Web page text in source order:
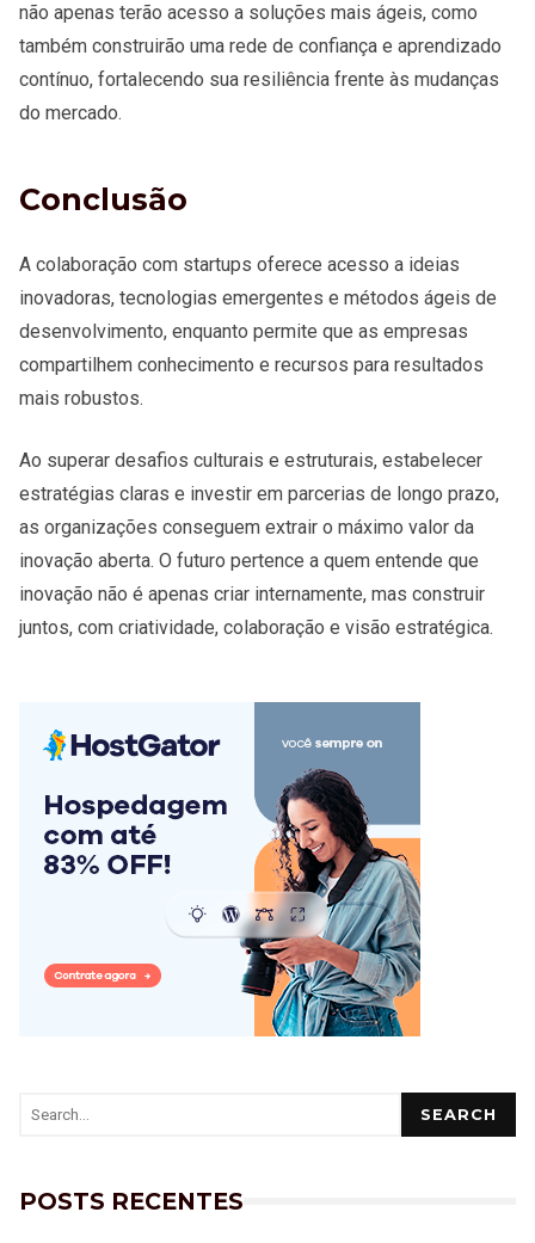
não apenas terão acesso a soluções mais ágeis, como
também construirão uma rede de confiança e aprendizado
contínuo, fortalecendo sua resiliência frente às mudanças
do mercado.
Conclusão
A colaboração com startups oferece acesso a ideias
inovadoras, tecnologias emergentes e métodos ágeis de
desenvolvimento, enquanto permite que as empresas
compartilhem conhecimento e recursos para resultados
mais robustos.
Ao superar desafios culturais e estruturais, estabelecer
estratégias claras e investir em parcerias de longo prazo,
as organizações conseguem extrair o máximo valor da
inovação aberta. O futuro pertence a quem entende que
inovação não é apenas criar internamente, mas construir
juntos, com criatividade, colaboração e visão estratégica.
SEARCH
POSTS RECENTES